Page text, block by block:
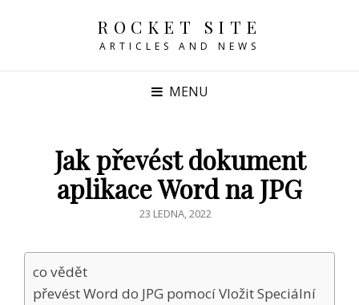
ROCKET SITE
ARTICLES AND NEWS
MENU
Jak převést dokument
aplikace Word na JPG
POSTED
23 LEDNA, 2022
co vědět
převést Word do JPG pomocí Vložit Speciální